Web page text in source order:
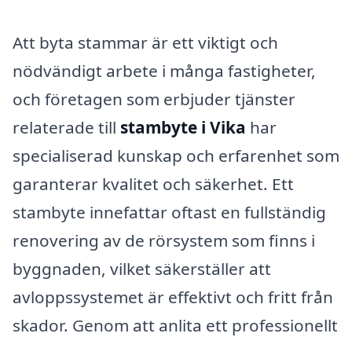
Att byta stammar är ett viktigt och
nödvändigt arbete i många fastigheter,
och företagen som erbjuder tjänster
relaterade till stambyte i Vika har
specialiserad kunskap och erfarenhet som
garanterar kvalitet och säkerhet. Ett
stambyte innefattar oftast en fullständig
renovering av de rörsystem som finns i
byggnaden, vilket säkerställer att
avloppssystemet är effektivt och fritt från
skador. Genom att anlita ett professionellt